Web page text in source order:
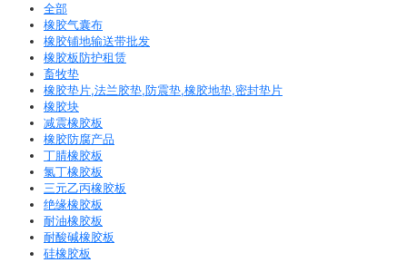
全部
橡胶气囊布
橡胶铺地输送带批发
橡胶板防护租赁
畜牧垫
橡胶垫片,法兰胶垫,防震垫,橡胶地垫,密封垫片
橡胶块
减震橡胶板
橡胶防腐产品
丁腈橡胶板
氯丁橡胶板
三元乙丙橡胶板
绝缘橡胶板
耐油橡胶板
耐酸碱橡胶板
硅橡胶板